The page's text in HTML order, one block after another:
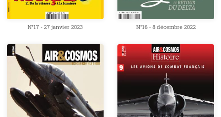
N°17 - 27 janvier 2023 N°16 - 8 décembre 2022